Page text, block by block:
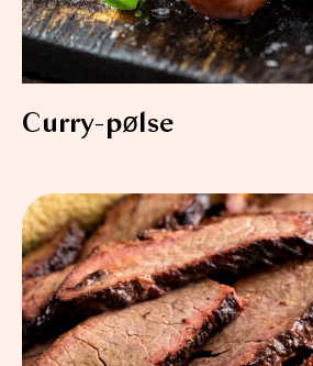
Curry-pølse